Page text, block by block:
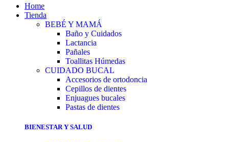
Home
Tienda
BEBÉ Y MAMÁ
Baño y Cuidados
Lactancia
Pañales
Toallitas Húmedas
CUIDADO BUCAL
Accesorios de ortodoncia
Cepillos de dientes
Enjuagues bucales
Pastas de dientes
BIENESTAR Y SALUD